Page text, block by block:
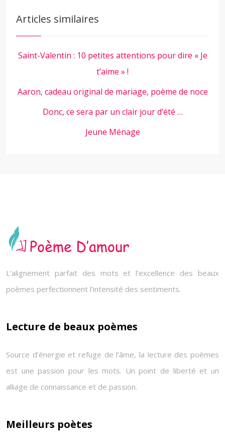
Articles similaires
Saint-Valentin : 10 petites attentions pour dire « Je
t’aime » !
Aaron, cadeau original de mariage, poème de noce
Donc, ce sera par un clair jour d’été …
Jeune Ménage
L’alignement parfait des mots et l’excellence des beaux
poèmes perfectionnent l’intensité des sentiments.
Lecture de beaux poèmes
Source d’énergie et refuge de l’âme, la lecture des poèmes
est une passion pour les mots. Un point de liberté et un
alliage de connaissance et de passion.
Meilleurs poètes